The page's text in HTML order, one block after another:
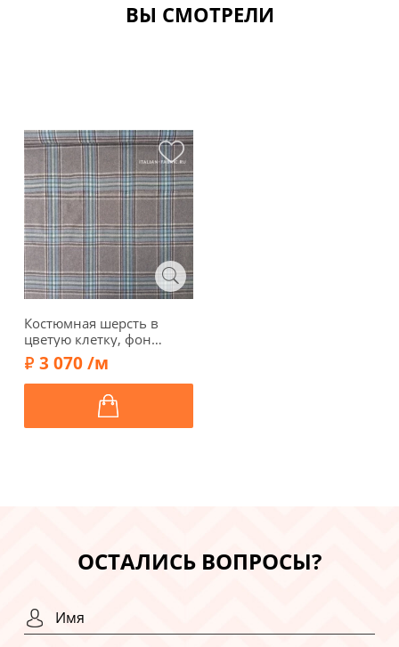
ВЫ СМОТРЕЛИ
Костюмная шерсть в
цветую клетку, фон
серый, 01433
3 070 /м
ОСТАЛИСЬ ВОПРОСЫ?